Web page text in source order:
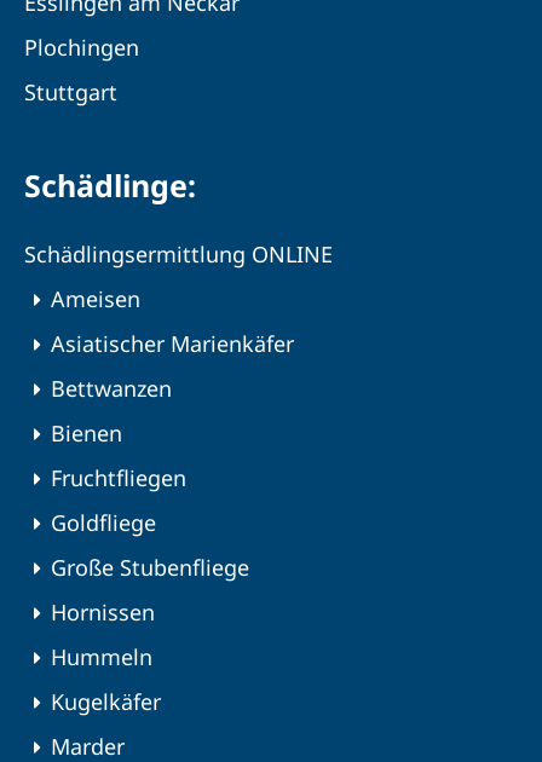
Plochingen
Stuttgart
Schädlinge:
Schädlingsermittlung ONLINE
Ameisen
Asiatischer Marienkäfer
Bettwanzen
Bienen
Fruchtfliegen
Goldfliege
Große Stubenfliege
Hornissen
Hummeln
Kugelkäfer
Marder